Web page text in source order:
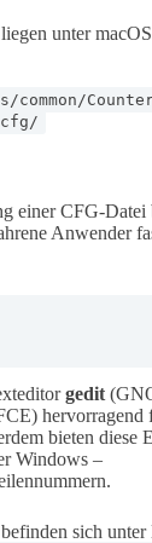
unter
common/
einer CFG-Datei
Anwender
gedit
hervorragend
bieten diese
Windows –
sich